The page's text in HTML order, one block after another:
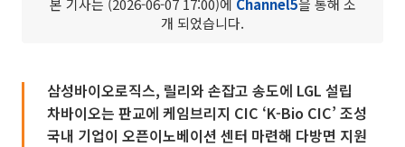
본 기사는 (2026-06-07 17:00)에 Channel5을 통해 소
개 되었습니다.
삼성바이오로직스, 릴리와 손잡고 송도에 LGL 설립
차바이오는 판교에 케임브리지 CIC ‘K-Bio CIC’ 조성
국내 기업이 오픈이노베이션 센터 마련해 다방면 지원